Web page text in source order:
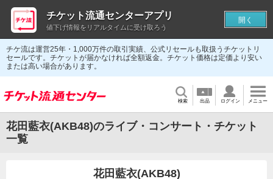
チケ流は運営25年・1,000万件の取引実績、公式リセールも取扱うチケットリ
セールです。チケットが届かなければ全額返金。チケット価格は定価より安い
または高い場合があります。
検索 出品 ログイン メニュー
花田藍衣(AKB48)のライブ・コンサート・チケット
一覧
花田藍衣(AKB48)
チケット流通センターアプリ
値下げ情報をリアルタイムに受け取ろう
開く